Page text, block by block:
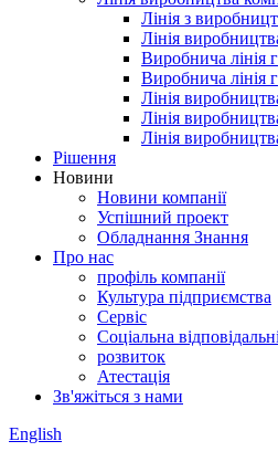
Лінія з
Лінія
Виробнича лінія
Виробнича лінія
Лінія
Лінія
Лінія
Рішення
Новини
Новини компанії
Успішний проект
Обладнання Знання
Про нас
профіль компанії
Культура підприємства
Сервіс
Соціальна
розвиток
Атестація
Зв'яжіться з нами
English